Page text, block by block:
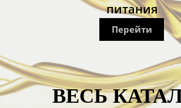
питания
Перейти
ВЕСЬ